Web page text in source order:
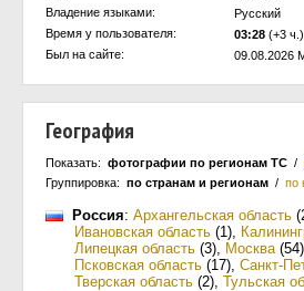
Владение языками:
Русский
Время у пользователя:
03:28 (+3 ч.)
Был на сайте:
09.08.2026
География
Показать: фотографии по регионам ТС /
Группировка: по странам и регионам / по
Россия: Архангельская область
Ивановская область (1),
Липецкая область (3), Москва(54)
Псковская область (17), Санкт-
Тверская область (2), Тульская